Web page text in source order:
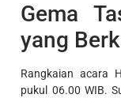
Gema
yang
Rangkaian acara
pukul 06.00 WIB.